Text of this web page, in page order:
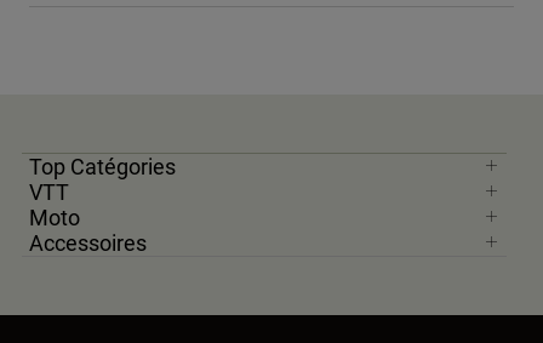
Top Catégories
VTT
Moto
Accessoires